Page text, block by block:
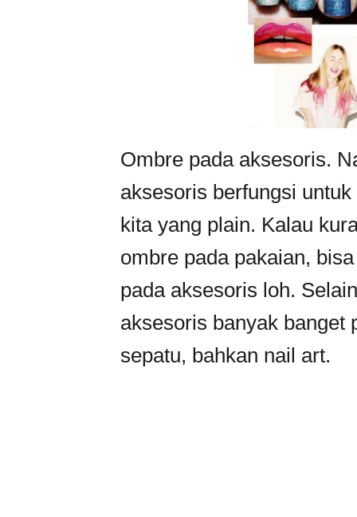
Ombre pada aksesoris.
aksesoris berfungsi
kita yang plain. Kalau
ombre pada pakaian,
pada aksesoris loh.
aksesoris banyak banget
sepatu, bahkan nail art.